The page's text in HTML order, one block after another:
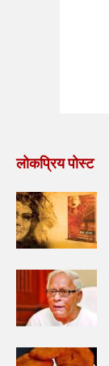
लोकप्रिय पोस्ट